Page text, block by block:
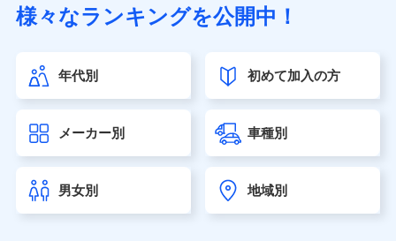
（https://www.sonylife.co.jp）
第一ネオ生命保険株式会社（https://neofirst.co.jp/）
大樹生命保険株式会社（https://www.taiju-life.co.jp）
seimei.co.jp）
チューリッヒ生命保険株式会社
東京海上日動あんしん生命保険株式会社
（https://www.tmn-anshin.co.jp/）
様々なランキングを公開中！
年代別 初めて加入の方
メーカー別 車種別
男女別 地域別